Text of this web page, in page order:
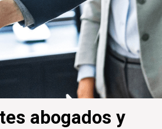
abogados y